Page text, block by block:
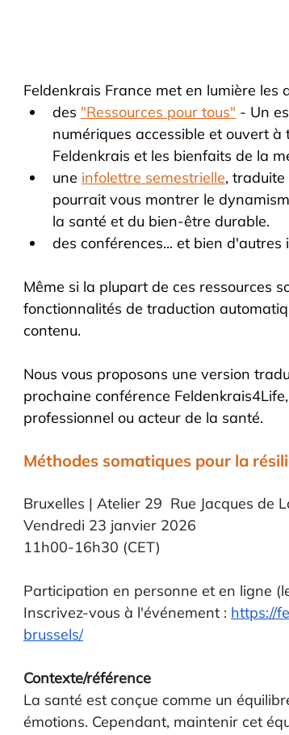
Feldenkrais France met en lumière les
des "Ressources pour tous" - Un
numériques accessible et ouvert
Feldenkrais et les bienfaits de la
une infolettre semestrielle,
pourrait vous montrer le
la santé et du bien-être durable.
des conférences... et bien d'autres
Même si la plupart de ces ressources
fonctionnalités de traduction
contenu.
Nous vous proposons une version
prochaine conférence
professionnel ou acteur de la santé.
Méthodes somatiques pour la
Bruxelles | Atelier 29  Rue Jacques de
Vendredi 23 janvier 2026
11h00-16h30 (CET)
Participation en personne et en ligne
Inscrivez-vous à l'événement : https://
brussels/
Contexte/référence
La santé est conçue comme un
émotions. Cependant, maintenir cet